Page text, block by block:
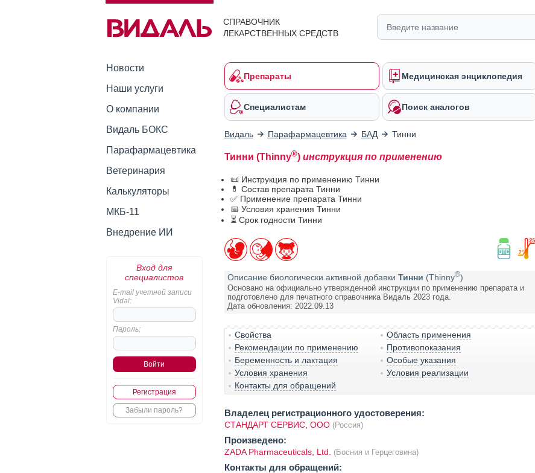
СПРАВОЧНИК
ЛЕКАРСТВЕННЫХ СРЕДСТВ
Новости
Наши услуги
О компании
Видаль БОКС
Парафармацевтика
Ветеринария
Калькуляторы
МКБ-11
Внедрение ИИ
Вход для
специалистов
E-mail учетной записи
Vidal:
Пароль:
Регистрация
Забыли пароль?
Препараты Медицинская энциклопедия
Специалистам Поиск аналогов
Видаль Парафармацевтика БАД Тинни
Тинни (Thinny®) инструкция по применению
📜 Инструкция по применению Тинни
💊 Состав препарата Тинни
✅ Применение препарата Тинни
📅 Условия хранения Тинни
⏳ Срок годности Тинни
Описание биологически активной добавки Тинни (Thinny®)
Основано на официально утвержденной инструкции по применению препарата и
подготовлено для печатного справочника Видаль 2023 года.
Дата обновления: 2022.09.13
Свойства
Область применения
Рекомендации по применению
Противопоказания
Беременность и лактация
Особые указания
Условия хранения
Условия реализации
Контакты для обращений
Владелец регистрационного удостоверения:
СТАНДАРТ СЕРВИС, ООО (Россия)
Произведено:
ZADA Pharmaceuticals, Ltd. (Босния и Герцеговина)
Контакты для обращений: